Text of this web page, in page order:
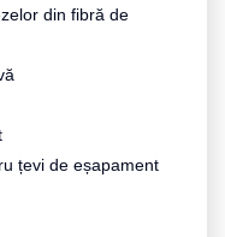
din fibră de
țevi de eșapament